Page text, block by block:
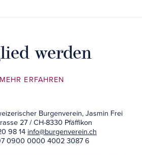
werden
ERFAHREN
Burgenverein, Jasmin Frei
27 / CH-8330 Pfäffikon
98 14 info@burgenverein.ch
0900 0000 4002 3087 6